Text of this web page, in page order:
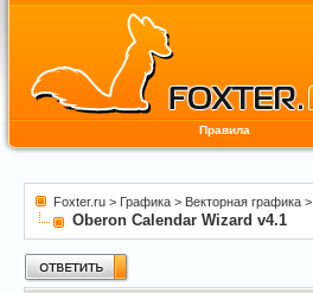
Правила
Foxter.ru > Графика > Векторная графика >
Oberon Calendar Wizard v4.1